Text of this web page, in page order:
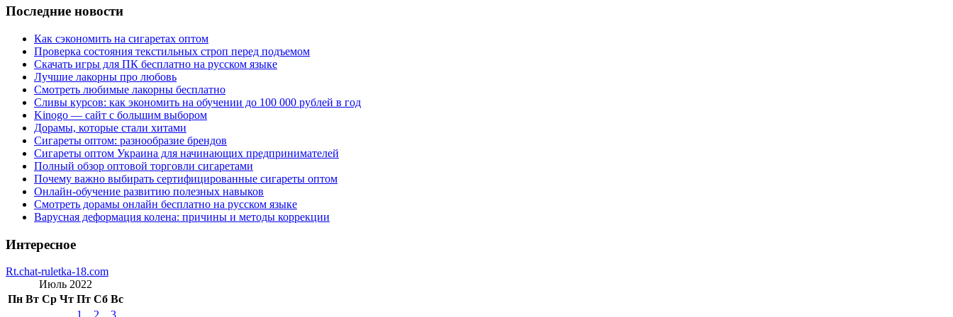
Последние новости
Как сэкономить на сигаретах оптом
Проверка состояния текстильных строп перед подъемом
Скачать игры для ПК бесплатно на русском языке
Лучшие лакорны про любовь
Смотреть любимые лакорны бесплатно
Сливы курсов: как экономить на обучении до 100 000 рублей в год
Kinogo — сайт с большим выбором
Дорамы, которые стали хитами
Сигареты оптом: разнообразие брендов
Сигареты оптом Украина для начинающих предпринимателей
Полный обзор оптовой торговли сигаретами
Почему важно выбирать сертифицированные сигареты оптом
Онлайн-обучение развитию полезных навыков
Смотреть дорамы онлайн бесплатно на русском языке
Варусная деформация колена: причины и методы коррекции
Интересное
Rt.chat-ruletka-18.com
Июль 2022
Пн Вт Ср Чт Пт Сб Вс